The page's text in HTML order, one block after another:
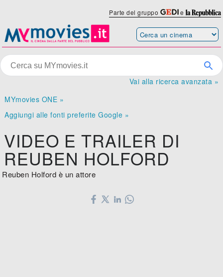
Parte del gruppo e
Vai alla ricerca avanzata »
MYmovies ONE »
Aggiungi alle fonti preferite Google »
VIDEO E TRAILER DI
REUBEN HOLFORD
Reuben Holford è un attore